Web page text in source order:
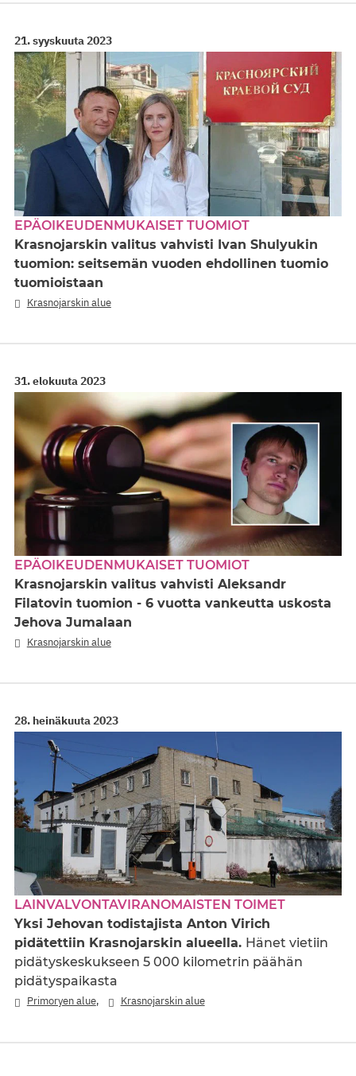
21. syyskuuta 2023
EPÄOIKEUDENMUKAISET TUOMIOT
Krasnojarskin valitus vahvisti Ivan Shulyukin
tuomion: seitsemän vuoden ehdollinen tuomio
tuomioistaan
Krasnojarskin alue
31. elokuuta 2023
EPÄOIKEUDENMUKAISET TUOMIOT
Krasnojarskin valitus vahvisti Aleksandr
Filatovin tuomion - 6 vuotta vankeutta uskosta
Jehova Jumalaan
Krasnojarskin alue
28. heinäkuuta 2023
LAINVALVONTAVIRANOMAISTEN TOIMET
Yksi Jehovan todistajista Anton Virich
pidätettiin Krasnojarskin alueella. Hänet vietiin
pidätyskeskukseen 5 000 kilometrin päähän
pidätyspaikasta
Primoryen alue, Krasnojarskin alue